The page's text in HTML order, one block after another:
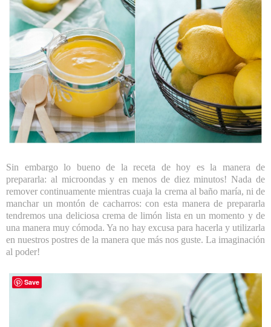
Sin embargo lo bueno de la receta de hoy es la manera de
prepararla: al microondas y en menos de diez minutos! Nada de
remover continuamente mientras cuaja la crema al baño maría, ni de
manchar un montón de cacharros: con esta manera de prepararla
tendremos una deliciosa crema de limón lista en un momento y de
una manera muy cómoda. Ya no hay excusa para hacerla y utilizarla
en nuestros postres de la manera que más nos guste. La imaginación
al poder!
Save